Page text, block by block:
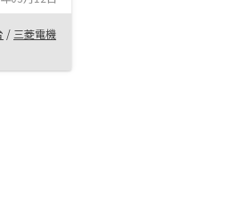
られる。
ため、安
/ 三菱電機